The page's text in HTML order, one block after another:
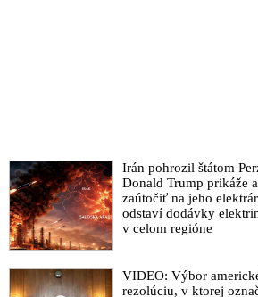
Irán pohrozil štátom
Donald Trump prikáže
zaútočiť na jeho
odstaví dodávky
v celom regióne
VIDEO: Výbor
rezolúciu, v ktorej